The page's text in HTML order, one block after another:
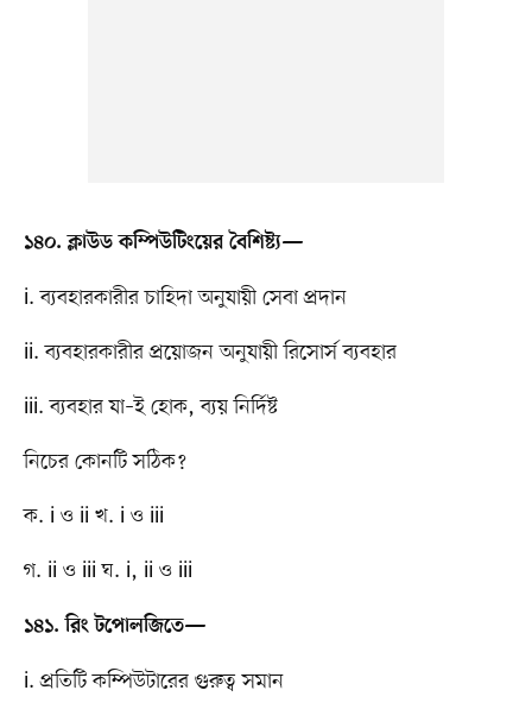
১৪০. ক্লাউড কম্পিউটিংয়ের বৈশিষ্ট্য—
i. ব্যবহারকারীর চাহিদা অনুযায়ী সেবা প্রদান
ii. ব্যবহারকারীর প্রয়োজন অনুযায়ী রিসোর্স ব্যবহার
iii. ব্যবহার যা–ই হোক, ব্যয় নির্দিষ্ট
নিচের কোনটি সঠিক?
ক. i ও ii খ. i ও iii
গ. ii ও iii ঘ. i, ii ও iii
১৪১. রিং টপোলজিতে—
i. প্রতিটি কম্পিউটারের গুরুত্ব সমান